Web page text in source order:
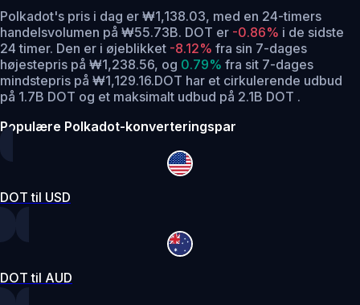
Polkadot's pris i dag er ₩1,138.03, med en 24-timers
handelsvolumen på ₩55.73B. DOT er -0.86% i de sidste
24 timer. Den er i øjeblikket -8.12% fra sin 7-dages
højestepris på ₩1,238.56, og 0.79% fra sit 7-dages
mindstepris på ₩1,129.16.DOT har et cirkulerende udbud
på 1.7B DOT og et maksimalt udbud på 2.1B DOT .
Populære Polkadot-konverteringspar
DOT til USD
DOT til AUD